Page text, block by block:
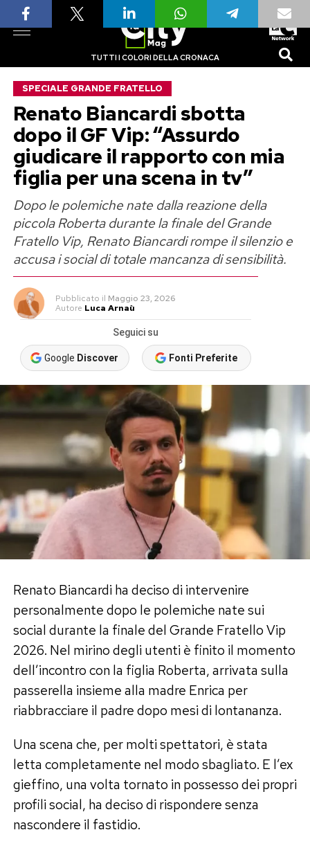
TUTTI I COLORI DELLA CRONACA
SPECIALE GRANDE FRATELLO
Renato Biancardi sbotta
dopo il GF Vip: “Assurdo
giudicare il rapporto con mia
figlia per una scena in tv”
Dopo le polemiche nate dalla reazione della
piccola Roberta durante la finale del Grande
Fratello Vip, Renato Biancardi rompe il silenzio e
accusa i social di totale mancanza di sensibilità.
Pubblicato il Maggio 23, 2026
Autore Luca Arnaù
Seguici su
Google Discover Fonti Preferite
Renato Biancardi ha deciso di intervenire
personalmente dopo le polemiche nate sui
social durante la finale del Grande Fratello Vip
2026. Nel mirino degli utenti è finito il momento
dell’incontro con la figlia Roberta, arrivata sulla
passerella insieme alla madre Enrica per
riabbracciare il padre dopo mesi di lontananza.
Una scena che, per molti spettatori, è stata
letta completamente nel modo sbagliato. E l’ex
gieffino, una volta tornato in possesso dei propri
profili social, ha deciso di rispondere senza
nascondere il fastidio.